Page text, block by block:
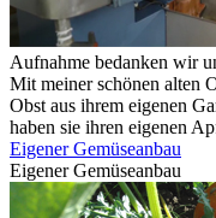
Aufnahme bedanken wir
Mit meiner schönen alten
Obst aus ihrem eigenen
haben sie ihren eigenen
Eigener Gemüseanbau
Eigener Gemüseanbau